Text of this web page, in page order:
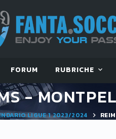
FORUM RUBRICHE
-
LIGUE 1 2023/2024